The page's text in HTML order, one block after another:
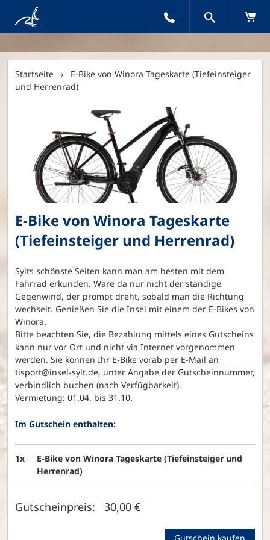
Startseite › E-Bike von Winora Tageskarte (Tiefeinsteiger
und Herrenrad)
E-Bike von Winora Tageskarte
(Tiefeinsteiger und Herrenrad)
Sylts schönste Seiten kann man am besten mit dem
Fahrrad erkunden. Wäre da nur nicht der ständige
Gegenwind, der prompt dreht, sobald man die Richtung
wechselt. Genießen Sie die Insel mit einem der E-Bikes von
Winora.
Bitte beachten Sie, die Bezahlung mittels eines Gutscheins
kann nur vor Ort und nicht via Internet vorgenommen
werden. Sie können Ihr E-Bike vorab per E-Mail an
tisport@insel-sylt.de, unter Angabe der Gutscheinnummer,
verbindlich buchen (nach Verfügbarkeit).
Vermietung: 01.04. bis 31.10.
Im Gutschein enthalten:
1x
E-Bike von Winora Tageskarte (Tiefeinsteiger und
Herrenrad)
Gutscheinpreis: 30,00 €